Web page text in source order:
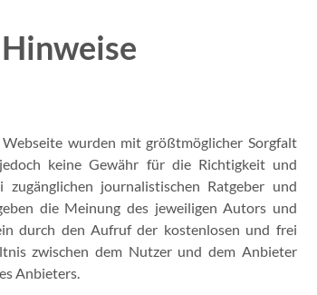
wurden mit größtmöglicher Sorgfalt
keine Gewähr für die Richtigkeit und
journalistischen Ratgeber und
die Meinung des jeweiligen Autors und
durch den Aufruf der kostenlosen und frei
zwischen dem Nutzer und dem Anbieter
Anbieters.